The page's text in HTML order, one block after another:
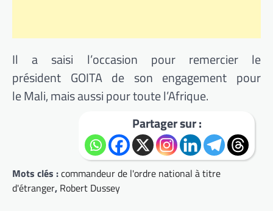
Il a saisi l’occasion pour remercier le
président GOITAde son engagement pour
le Mali, mais aussi pour toute l’Afrique.
Partager sur :
Mots clés :commandeur de l'ordre national à titre
d'étranger, Robert Dussey